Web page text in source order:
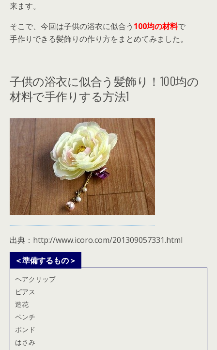
来ます。
そこで、今回は子供の浴衣に似合う 100均の材料で
手作りできる髪飾りの作り方をまとめてみました。
子供の浴衣に似合う髪飾り！100均の
材料で手作りする方法1
出典：http://www.icoro.com/201309057331.html
＜準備するもの＞
ヘアクリップ
ピアス
造花
ペンチ
ボンド
はさみ